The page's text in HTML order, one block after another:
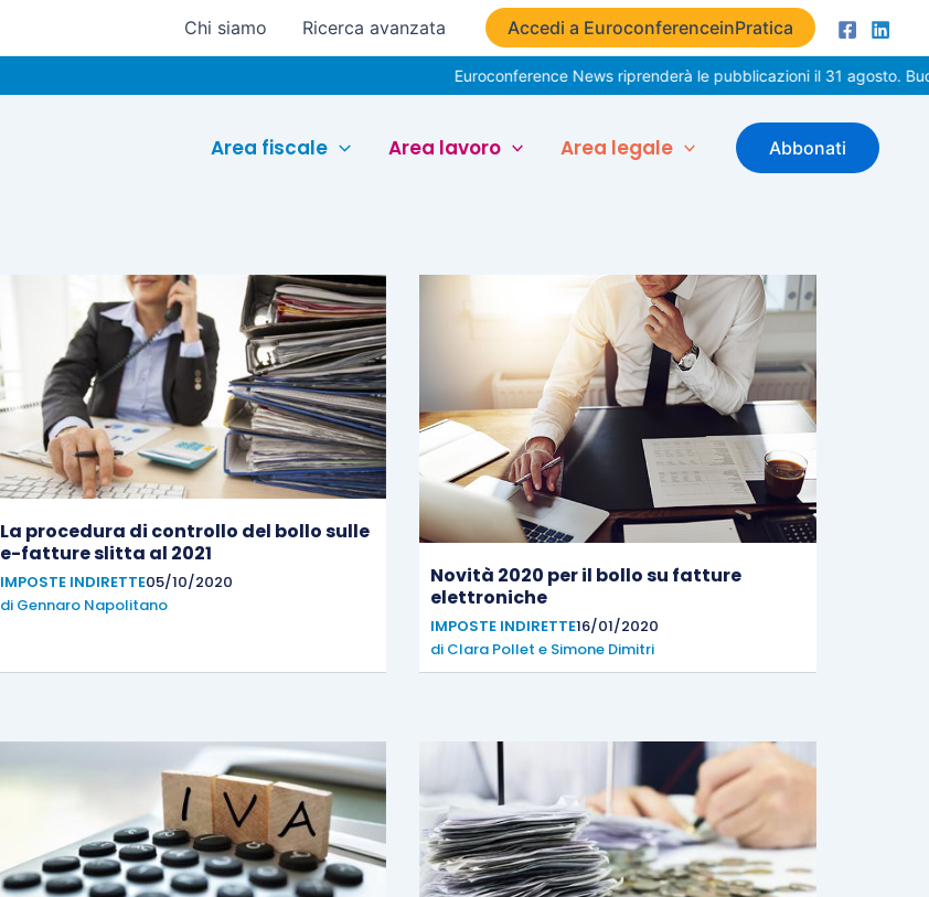
Chi siamo Ricerca avanzata Accedi a EuroconferenceinPratica
Euroconference News riprenderà le pubblicazioni il 31 agosto. Buone
Area fiscale Area lavoro Area legale Abbonati
La procedura di controllo del bollo sulle
e-fatture slitta al 2021
IMPOSTE INDIRETTE05/10/2020
di Gennaro Napolitano
Novità 2020 per il bollo su fatture
elettroniche
IMPOSTE INDIRETTE16/01/2020
di Clara Pollet e Simone Dimitri
PaginaPagina